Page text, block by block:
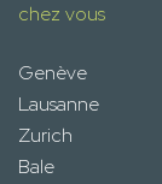
chez vous
Genève
Lausanne
Zurich
Bale